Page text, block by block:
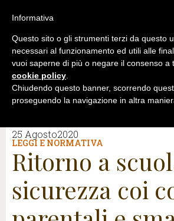
25 Agosto2020
LEGGI E NORMATIVA
Ritorno a
sicurezza coi
Informativa
Questo sito o gli strumenti terzi da questo
necessari al funzionamento ed utili alle
vuoi saperne di più o negare il consenso
cookie policy.
Chiudendo questo banner, scorrendo
proseguendo la navigazione in altra